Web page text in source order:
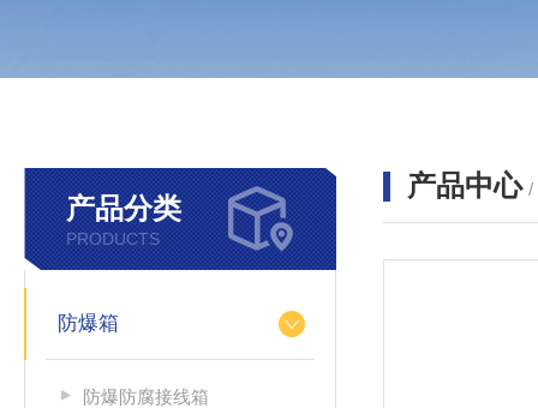
产品分类
PRODUCTS
防爆箱
防爆防腐接线箱
产品中心 /